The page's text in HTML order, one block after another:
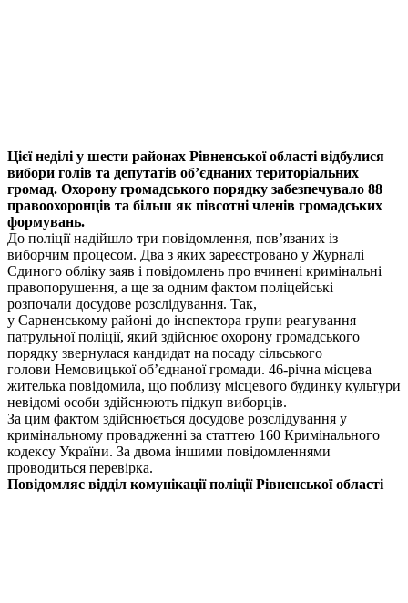
Цієї неділі у шести районах Рівненської області відбулися
вибори голів та депутатів об’єднаних територіальних
громад. Охорону громадського порядку забезпечувало 88
правоохоронців та більш як півсотні членів громадських
формувань.
До поліції надійшло три повідомлення, пов’язаних із
виборчим процесом. Два з яких зареєстровано у Журналі
Єдиного обліку заяв і повідомлень про вчинені кримінальні
правопорушення, а ще за одним фактом поліцейські
розпочали досудове розслідування. Так,
у Сарненському районі до інспектора групи реагування
патрульної поліції, який здійснює охорону громадського
порядку звернулася кандидат на посаду сільського
голови Немовицької об’єднаної громади. 46-річна місцева
жителька повідомила, що поблизу місцевого будинку культури
невідомі особи здійснюють підкуп виборців.
За цим фактом здійснюється досудове розслідування у
кримінальному провадженні за статтею 160 Кримінального
кодексу України. За двома іншими повідомленнями
проводиться перевірка.
Повідомляє відділ комунікаціїполіції Рівненської області